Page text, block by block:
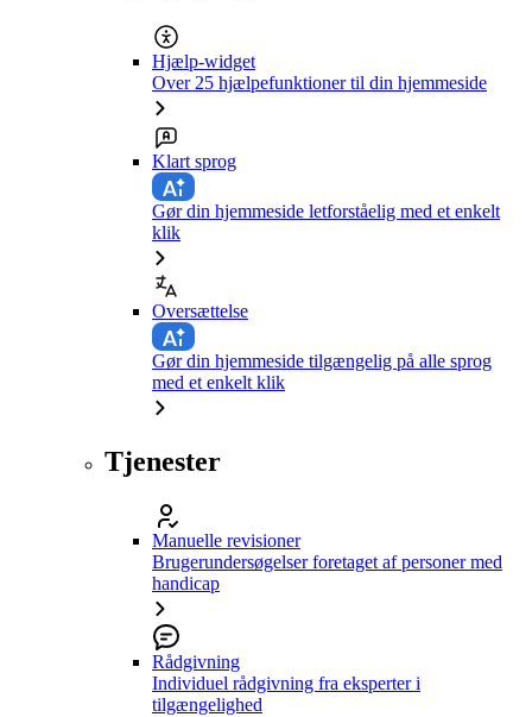
Hjælp-widget
Over 25 hjælpefunktioner til din hjemmeside
Klart sprog
Gør din hjemmeside letforståelig med et enkelt
klik
Oversættelse
Gør din hjemmeside tilgængelig på alle sprog
med et enkelt klik
Tjenester
Manuelle revisioner
Brugerundersøgelser foretaget af personer med
handicap
Rådgivning
Individuel rådgivning fra eksperter i
tilgængelighed